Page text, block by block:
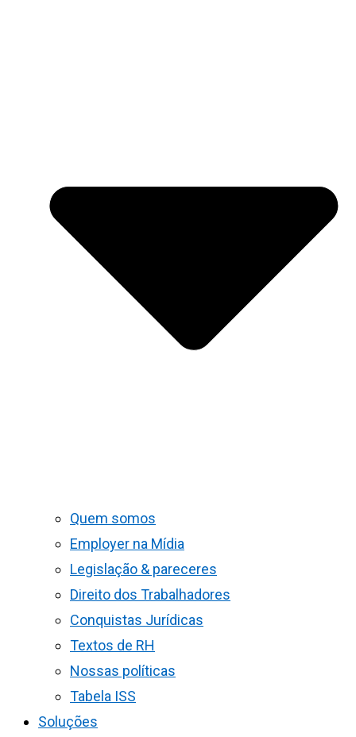
Quem somos
Employer na Mídia
Legislação & pareceres
Direito dos Trabalhadores
Conquistas Jurídicas
Textos de RH
Nossas políticas
Tabela ISS
Soluções